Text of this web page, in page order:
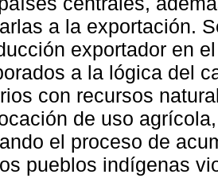
a la exportación.
exportador en
a la lógica del
con recursos
de uso
el proceso de
pueblos indígenas